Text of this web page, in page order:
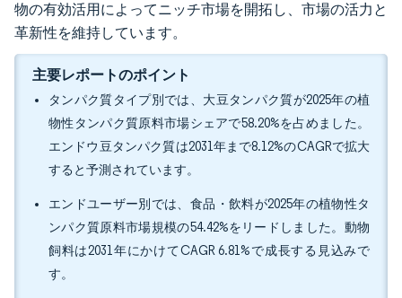
物の有効活用によってニッチ市場を開拓し、市場の活力と
革新性を維持しています。
主要レポートのポイント
タンパク質タイプ別では、大豆タンパク質が2025年の植
物性タンパク質原料市場シェアで58.20%を占めました。
エンドウ豆タンパク質は2031年まで8.12%のCAGRで拡大
すると予測されています。
エンドユーザー別では、食品・飲料が2025年の植物性タ
ンパク質原料市場規模の54.42%をリードしました。動物
飼料は2031年にかけてCAGR 6.81%で成長する見込みで
す。